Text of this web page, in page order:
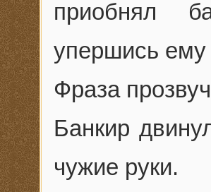
приобнял
упершись ему
Фраза
Банкир
чужие руки.